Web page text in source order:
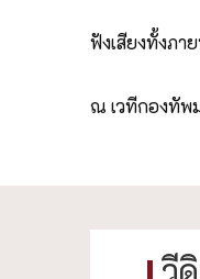
ฟังเสียงทั้งภา
ณ เวทีกองทัพ